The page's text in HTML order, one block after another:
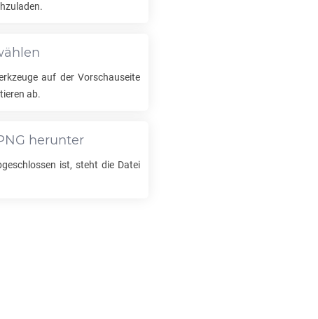
auf der Vorschauseite
ab.
herunter
ist, steht die Datei